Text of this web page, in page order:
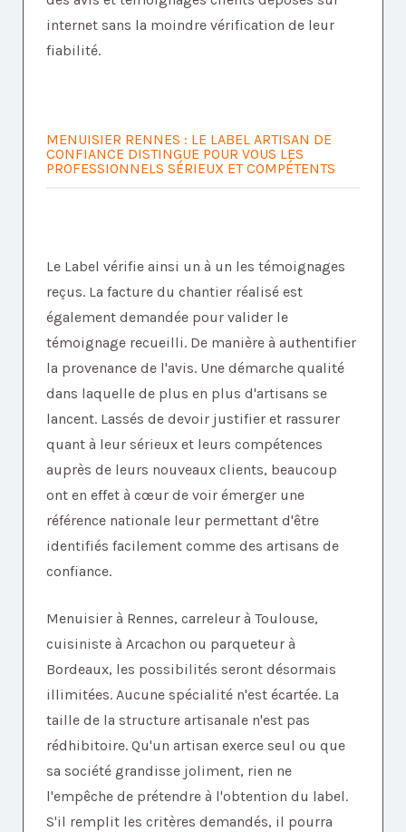
internet sans la moindre vérification de leur
fiabilité.
MENUISIER RENNES : LE LABEL ARTISAN DE
CONFIANCE DISTINGUE POUR VOUS LES
PROFESSIONNELS SÉRIEUX ET COMPÉTENTS
Le Label vérifie ainsi un à un les témoignages
reçus. La facture du chantier réalisé est
également demandée pour valider le
témoignage recueilli. De manière à authentifier
la provenance de l'avis. Une démarche qualité
dans laquelle de plus en plus d'artisans se
lancent. Lassés de devoir justifier et rassurer
quant à leur sérieux et leurs compétences
auprès de leurs nouveaux clients, beaucoup
ont en effet à cœur de voir émerger une
référence nationale leur permettant d'être
identifiés facilement comme des artisans de
confiance.
Menuisier à Rennes, carreleur à Toulouse,
cuisiniste à Arcachon ou parqueteur à
Bordeaux, les possibilités seront désormais
illimitées. Aucune spécialité n'est écartée. La
taille de la structure artisanale n'est pas
rédhibitoire. Qu'un artisan exerce seul ou que
sa société grandisse joliment, rien ne
l'empêche de prétendre à l'obtention du label.
S'il remplit les critères demandés, il pourra